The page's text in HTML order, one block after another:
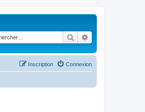
Rechercher
Connexion
Inscription